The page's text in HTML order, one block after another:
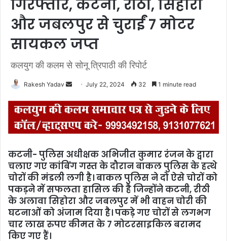
गिरफ्तार, कटनी, रीठी, सिहोरा
और जबलपुर से चुराईं 7 मोटर
सायकल जप्त
कलयुग की कलम से सोनू त्रिपाठी की रिपोर्ट
Rakesh Yadav
n
d
a
e
m
a
i
l
July 22, 2024 32 1 minute read
कटनी- पुलिस अधीक्षक अभिजीत कुमार रंजन के द्वारा
चलाए गए कांबिंग गस्त के दौरान बाकल पुलिस के हत्थे
चोरों की मंडली लगी है। बाकल पुलिस ने दो ऐसे चोरों को
पकड़ने में सफलता हासिल की है जिन्होंने कटनी, रीठी
के अलावा सिहोरा और जबलपुर में भी वाहन चोरी की
घटनाओं को अंजाम दिया है। पकड़े गए चोरों से लगभग
चार लाख रुपए कीमत के 7 मोटरसाइकिल बरामद
किए गए हैं।